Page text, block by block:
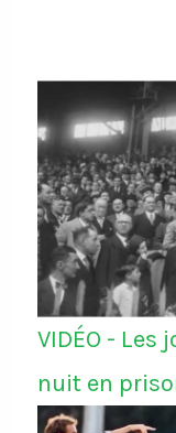
VIDÉO - Les
nuit en